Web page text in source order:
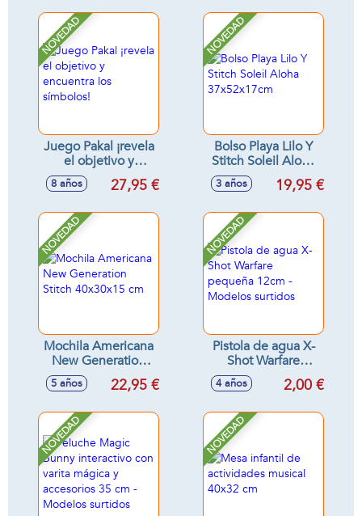
NOVEDAD
Juego Pakal ¡revela
el objetivo y
encuentra los
símbolos!
8 años 27,95 €
NOVEDAD
Bolso Playa Lilo Y
Stitch Soleil Aloha
37x52x17cm
3 años 19,95 €
NOVEDAD
Mochila Americana
New Generation
Stitch 40x30x15 cm
5 años 22,95 €
NOVEDAD
Pistola de agua X-
Shot Warfare
pequeña 12cm -
Modelos surtidos
4 años 2,00 €
NOVEDAD NOVEDAD